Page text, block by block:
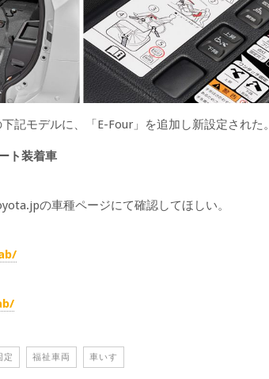
記モデルに、「E-Four」を追加し新設定された。
ト装着車
の車種ページにて確認してほしい。
定 福祉車両 車いす